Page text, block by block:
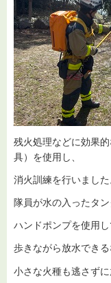
残火処理などに効果
具）を使用し、
消火訓練を行いました
隊員が水の入ったタ
ハンドポンプを使用し
歩きながら放水できる
小さな火種も逃さずに